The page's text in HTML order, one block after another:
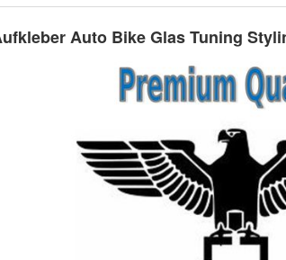
Auto Bike Glas Tuning